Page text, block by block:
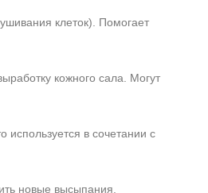
клеток). Помогает
кожного сала. Могут
в сочетании с
новые высыпания.